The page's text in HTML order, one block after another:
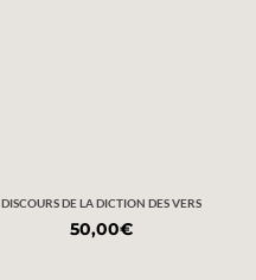
DISCOURS DE LA DICTION DES VERS
50,00€